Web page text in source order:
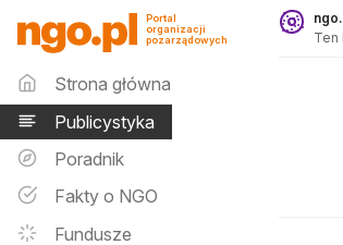
Publicystyka - ngo.pl
Portal
organizacji
pozarządowych
Menu główne
Strona główna
Publicystyka
Poradnik
Fakty o NGO
Fundusze
Ten